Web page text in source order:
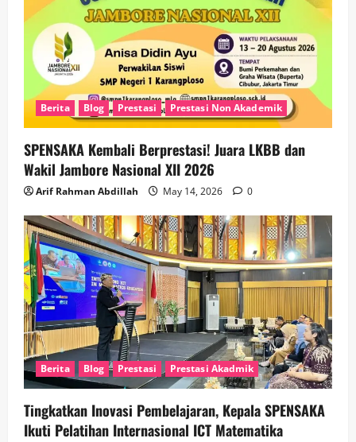
Berita Blog Prestasi Prestasi Non Akademik
SPENSAKA Kembali Berprestasi! Juara LKBB dan
Wakil Jambore Nasional XII 2026
Arif Rahman Abdillah May 14, 2026 0
Berita Blog Prestasi Prestasi Akadmik
Tingkatkan Inovasi Pembelajaran, Kepala SPENSAKA
Ikuti Pelatihan Internasional ICT Matematika